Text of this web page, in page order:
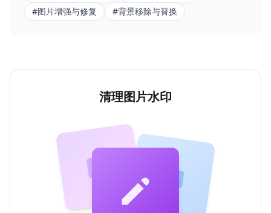
#图片增强与修复 #背景移除与替换
清理图片水印